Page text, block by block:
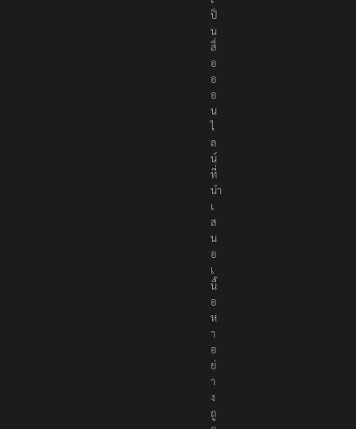
e
R
e
p
o
r
t
e
r
s
เ
ป็
น
สื่
อ
อ
อ
น
ไ
ล
น์
ที่
นำ
เ
ส
น